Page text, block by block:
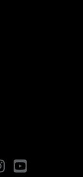
InstagramYouTube